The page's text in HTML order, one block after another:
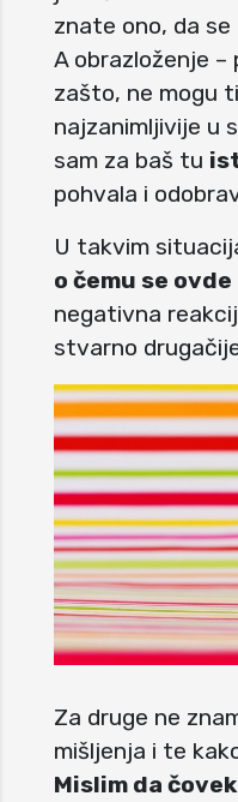
znate ono, da se
A obrazloženje –
zašto, ne mogu
najzanimljivije u
sam za baš tu
pohvala i
U takvim
o čemu se
negativna
stvarno
Za druge ne
mišljenja i te
Mislim da